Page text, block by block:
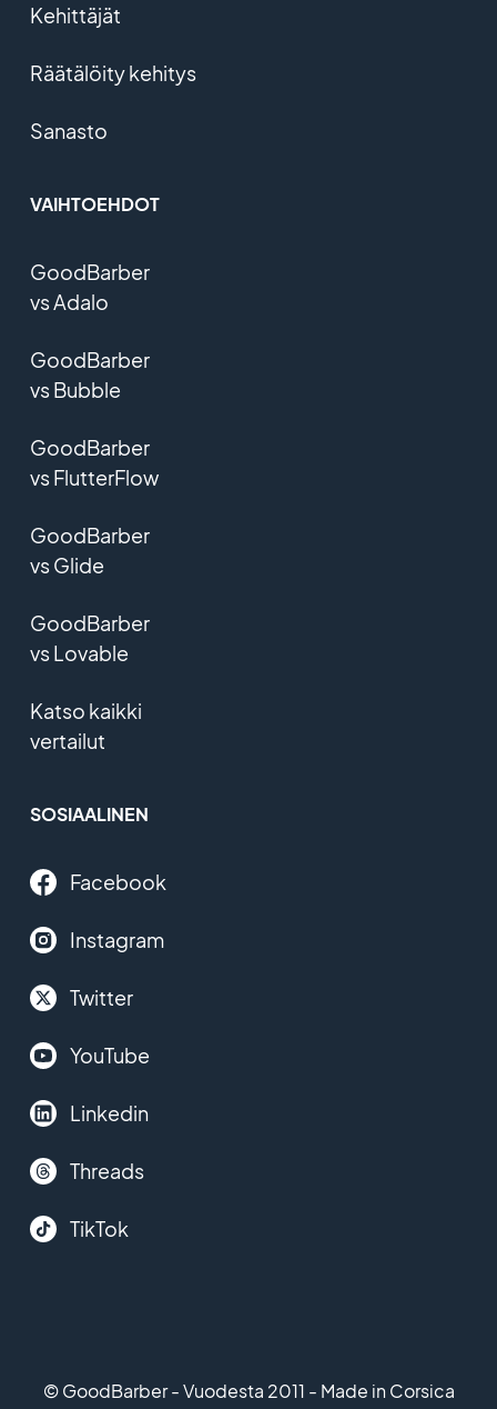
Kehittäjät
Räätälöity kehitys
Sanasto
VAIHTOEHDOT
GoodBarber
vs Adalo
GoodBarber
vs Bubble
GoodBarber
vs FlutterFlow
GoodBarber
vs Glide
GoodBarber
vs Lovable
Katso kaikki
vertailut
SOSIAALINEN
Facebook
Instagram
Twitter
YouTube
Linkedin
Threads
TikTok
© GoodBarber - Vuodesta 2011 - Made in Corsica